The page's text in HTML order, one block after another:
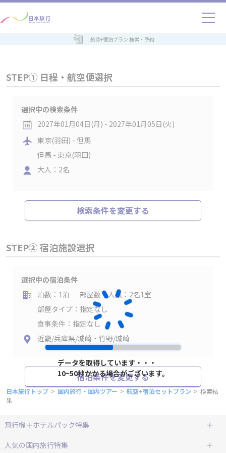
航空+宿泊プラン 検索・予約
データを取得しています・・・
10~50秒かかる場合がございます。
STEP① 日程・航空便選択
選択中の検索条件
2027年01月04日(月) - 2027年01月05日(火)
東京(羽田) - 但馬
但馬 - 東京(羽田)
大人：2名
検索条件を変更する
STEP② 宿泊施設選択
選択中の宿泊条件
泊数：1泊
部屋数・人数：2名1室
部屋タイプ：指定なし
食事条件：指定なし
近畿/兵庫県/城崎・竹野/城崎
宿泊条件を変更する
日本旅行トップ > 国内旅行・国内ツアー > 航空+宿泊セットプラン > 検索結
果
飛行機＋ホテルパック特集
赤い風船ダイナミックパッケージ
ＪＡＬで行く飛行機+ホテルパック
人気の国内旅行特集